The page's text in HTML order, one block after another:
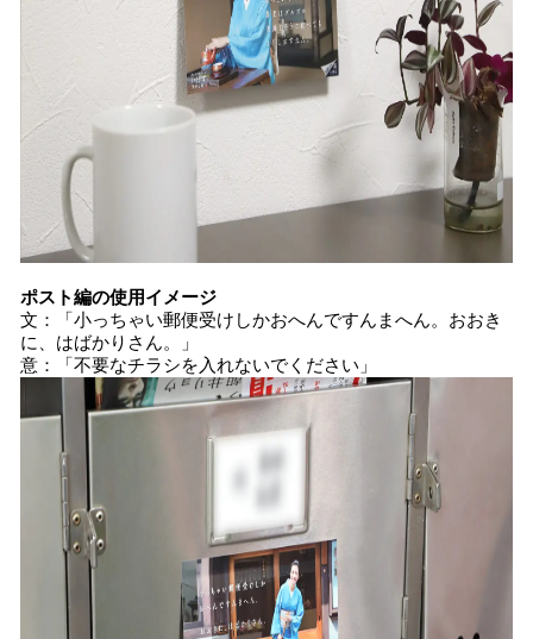
ポスト編の使用イメージ
文：「小っちゃい郵便受けしかおへんですんまへん。おおき
に、はばかりさん。」
意：「不要なチラシを入れないでください」